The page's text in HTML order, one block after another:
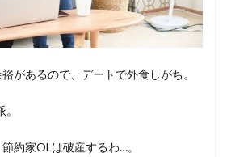
があるので、デートで外食しがち。
約家OLは破産するわ…。